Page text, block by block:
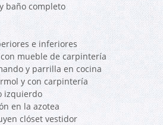
baño completo
e inferiores
mueble de carpintería
y parrilla en cocina
y con carpintería
izquierdo
en la azotea
clóset vestidor